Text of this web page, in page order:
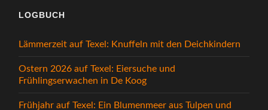
LOGBUCH
Lämmerzeit auf Texel: Knuffeln mit den Deichkindern
Ostern 2026 auf Texel: Eiersuche und
Frühlingserwachen in De Koog
Frühjahr auf Texel: Ein Blumenmeer aus Tulpen und